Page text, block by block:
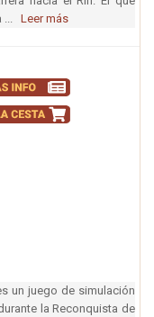
... Leer más
un juego de simulación
la Reconquista de